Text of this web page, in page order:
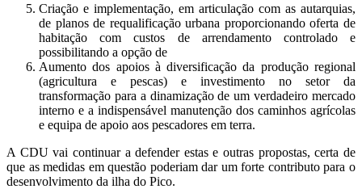
Criação e implementação, em articulação com as autarquias,
de planos de requalificação urbana proporcionando oferta de
habitação com custos de arrendamento controlado e
possibilitando a opção de
Aumento dos apoios à diversificação da produção regional
(agricultura e pescas) e investimento no setor da
transformação para a dinamização de um verdadeiro mercado
interno e a indispensável manutenção dos caminhos agrícolas
e equipa de apoio aos pescadores em terra.
A CDU vai continuar a defender estas e outras propostas, certa de
que as medidas em questão poderiam dar um forte contributo para o
desenvolvimento da ilha do Pico.